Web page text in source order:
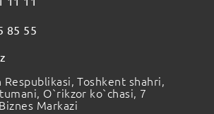
85 55
Toshkent shahri,
O`rikzor ko`chasi, 7
Markazi